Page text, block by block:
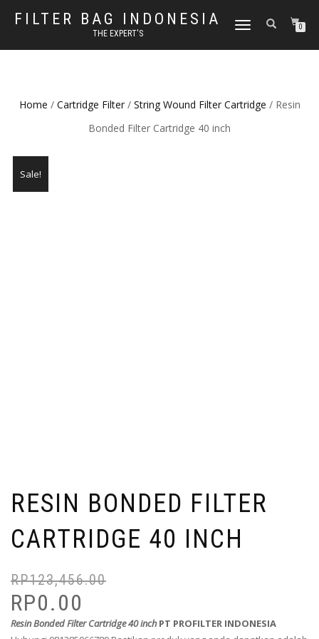
FILTER BAG INDONESIA
THE EXPERT'S
TOGGLE NAVIGATION0
Home / Cartridge Filter/ String Wound Filter Cartridge / Resin
Bonded Filter Cartridge 40 inch
Sale!
RESIN BONDED FILTER
CARTRIDGE 40 INCH
RP123,456.00
RP0.00
Resin Bonded Filter Cartridge 40 inchPT PROFILTER INDONESIA